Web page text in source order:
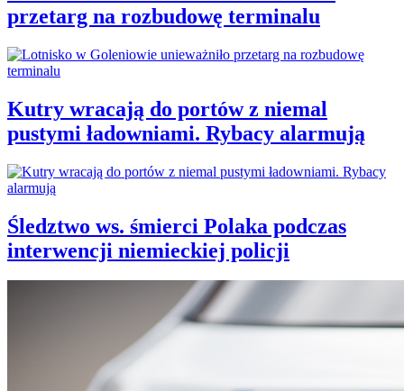
przetarg na rozbudowę terminalu
Kutry wracają do portów z niemal
pustymi ładowniami. Rybacy alarmują
Śledztwo ws. śmierci Polaka podczas
interwencji niemieckiej policji